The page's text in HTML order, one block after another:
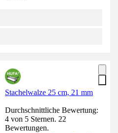
Stachelwalze 25 cm, 21 mm
Durchschnittliche Bewertung:
4 von 5 Sternen. 22
Bewertungen.